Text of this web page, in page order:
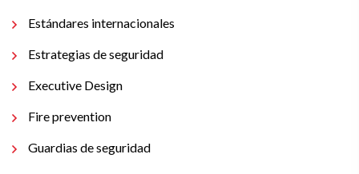
Estándares internacionales
Estrategias de seguridad
Executive Design
Fire prevention
Guardias de seguridad